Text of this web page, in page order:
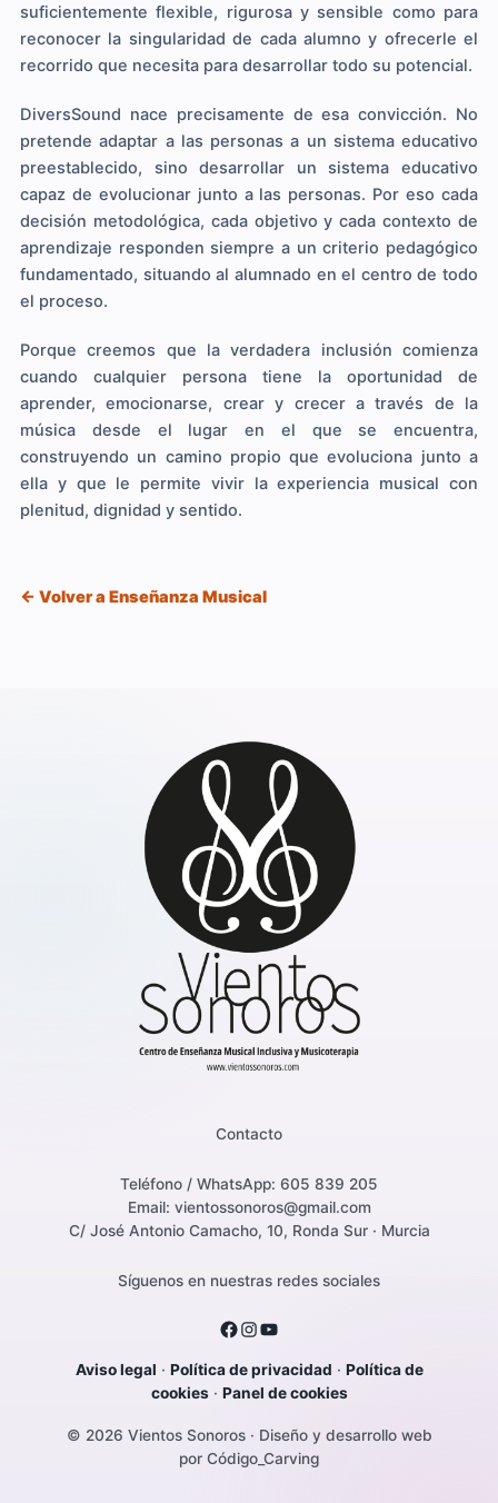
suficientemente flexible, rigurosa y sensible como para
reconocer la singularidad de cada alumno y ofrecerle el
recorrido que necesita para desarrollar todo su potencial.
DiversSound nace precisamente de esa convicción. No
pretende adaptar a las personas a un sistema educativo
preestablecido, sino desarrollar un sistema educativo
capaz de evolucionar junto a las personas. Por eso cada
decisión metodológica, cada objetivo y cada contexto de
aprendizaje responden siempre a un criterio pedagógico
fundamentado, situando al alumnado en el centro de todo
el proceso.
Porque creemos que la verdadera inclusión comienza
cuando cualquier persona tiene la oportunidad de
aprender, emocionarse, crear y crecer a través de la
música desde el lugar en el que se encuentra,
construyendo un camino propio que evoluciona junto a
ella y que le permite vivir la experiencia musical con
plenitud, dignidad y sentido.
← Volver a Enseñanza Musical
Contacto
Teléfono / WhatsApp: 605 839 205
Email: vientossonoros@gmail.com
C/ José Antonio Camacho, 10, Ronda Sur · Murcia
Síguenos en nuestras redes sociales
Aviso legal · Política de privacidad · Política de
cookies· Panel de cookies
© 2026 Vientos Sonoros · Diseño y desarrollo web
por Código_Carving